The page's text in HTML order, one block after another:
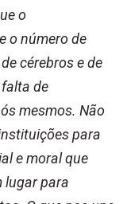
o
o número de
cérebros e de
de
mesmos. Não
para
e moral que
lugar para